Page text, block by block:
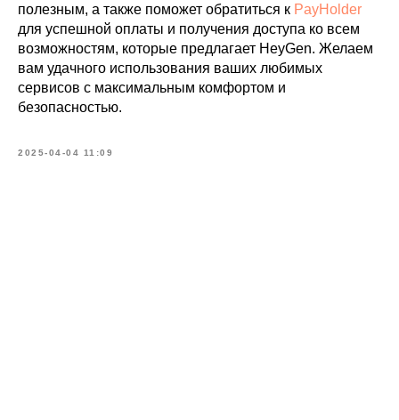
полезным, а также поможет обратиться к PayHolder
для успешной оплаты и получения доступа ко всем
возможностям, которые предлагает HeyGen. Желаем
вам удачного использования ваших любимых
сервисов с максимальным комфортом и
безопасностью.
2025-04-04 11:09